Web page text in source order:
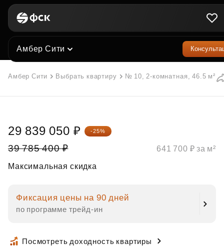
Амбер Сити
Амбер Сити Выбрать квартиру № 10, 2-комнатная, 46.5 м²
39 785 400 ₽
29 839 050 ₽ -25%
Максимальная скидка
Фиксация цены на 90 дней
по программе трейд‑ин
Посмотреть доходность квартиры
641 700 ₽ за м²